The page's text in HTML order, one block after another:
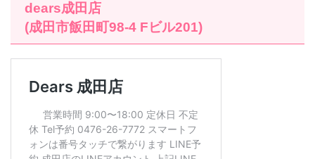
dears成田店
(成田市飯田町98-4 Fビル201)